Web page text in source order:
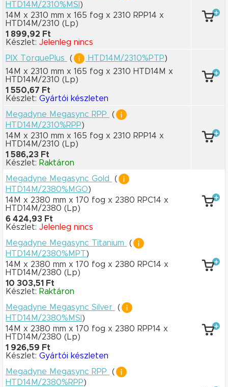
HTD14M/2310%MSI )
14M x 2310 mm x 165 fog x 2310 RPP14 x
HTD14M/2310 (Lp)
1 899,92 Ft
Készlet: Jelenleg nincs
PIX TorquePlus
( HTD14M/2310%PTP)
14M x 2310 mm x 165 fog x 2310 HTD14M x
HTD14M/2310 (Lp)
1 550,67 Ft
Készlet: Gyártói készleten
Megadyne Megasync RPP
(
HTD14M/2310%RPP)
14M x 2310 mm x 165 fog x 2310 RPP14 x
HTD14M/2310 (Lp)
1 586,23 Ft
Készlet: Raktáron
Megadyne Megasync Gold
(
HTD14M/2380%MGO)
14M x 2380 mm x 170 fog x 2380 RPC14 x
HTD14M/2380 (Lp)
6 424,93 Ft
Készlet: Jelenleg nincs
Megadyne Megasync Titanium
(
HTD14M/2380%MPT)
14M x 2380 mm x 170 fog x 2380 RPC14 x
HTD14M/2380 (Lp)
10 303,51 Ft
Készlet: Raktáron
Megadyne Megasync Silver
(
HTD14M/2380%MSI )
14M x 2380 mm x 170 fog x 2380 RPP14 x
HTD14M/2380 (Lp)
1 926,59 Ft
Készlet: Gyártói készleten
Megadyne Megasync RPP
(
HTD14M/2380%RPP)